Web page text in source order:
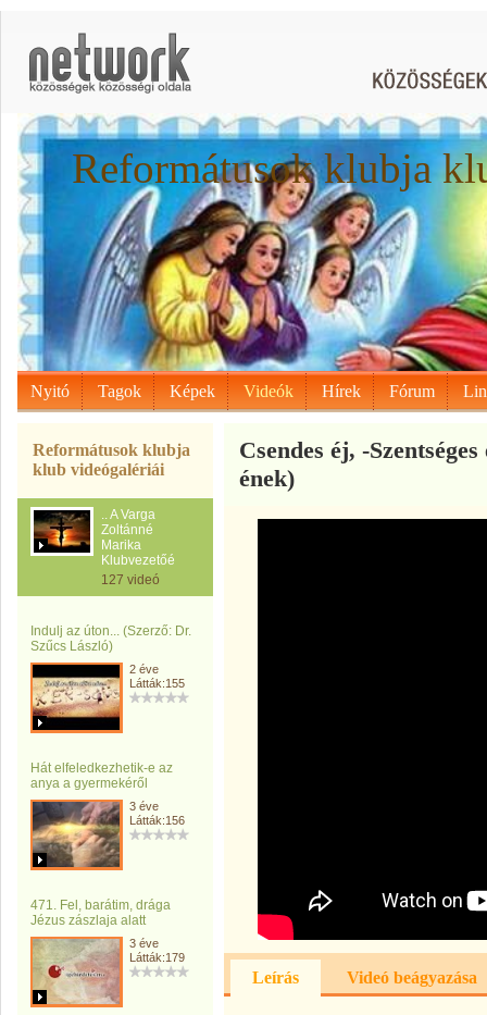
Reformátusok klubja
Nyitó Tagok Képek Videók Hírek Fórum
Reformátusok klubja
klub videógalériái
.. A Varga
Zoltánné
Marika
Klubvezetőé
127 videó
Indulj az úton... (Szerző: Dr.
Szűcs László)
2 éve
Látták:155
Hát elfeledkezhetik-e az
anya a gyermekéről
3 éve
Látták:156
471. Fel, barátim, drága
Jézus zászlaja alatt
3 éve
Látták:179
Csendes éj, -
ének)
Leírás Videó beágyazása